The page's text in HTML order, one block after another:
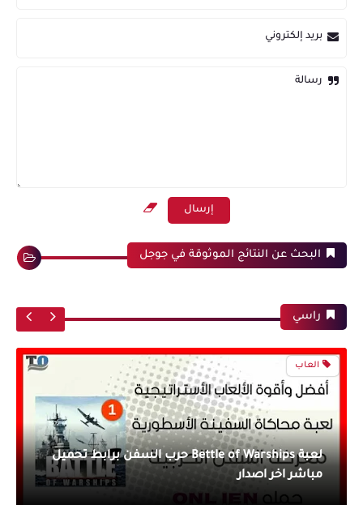
بريد إلكتروني
رسالة
البحث عن النتائج الموثوقة في جوجل
راسي
العاب
لعبة BettIe of Warships حرب السفن برابط تحميل
مباشر اخر اصدار